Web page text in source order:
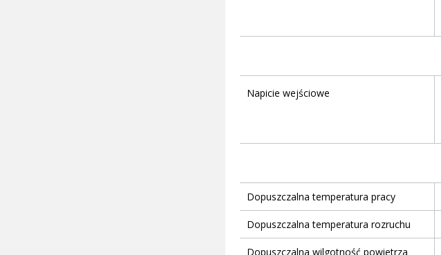
Napicie wejściowe
Dopuszczalna temperatura pracy
Dopuszczalna temperatura rozruchu
Dopuszczalna wilgotność powietrza